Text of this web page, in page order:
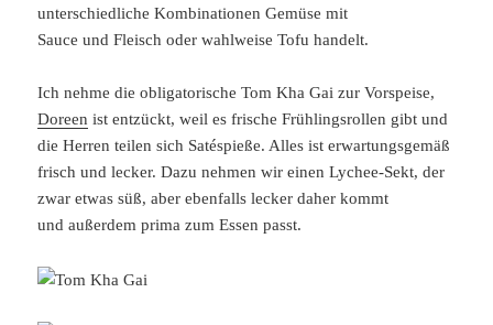
unterschiedliche Kombinationen Gemüse mit
Sauce und Fleisch oder wahlweise Tofu handelt.
Ich nehme die obligatorische Tom Kha Gai zur Vorspeise,
Doreen ist entzückt, weil es frische Frühlingsrollen gibt und
die Herren teilen sich Satéspieße. Alles ist erwartungsgemäß
frisch und lecker. Dazu nehmen wir einen Lychee-Sekt, der
zwar etwas süß, aber ebenfalls lecker daher kommt
und außerdem prima zum Essen passt.